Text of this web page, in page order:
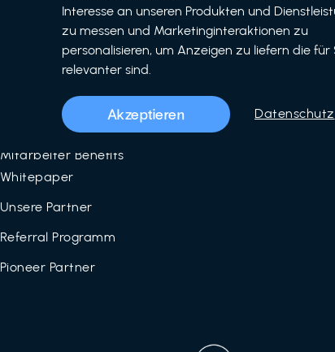
Unser Team
Mitarbeiter Benefits
Mitarbeiter Benefits
Whitepaper
Unsere Partner
Referral Programm
Pioneer Partner
Interesse an unseren Produkten und
zu messen und Marketinginteraktionen zu
personalisieren, um Anzeigen zu liefern die für
relevanter sind.
Akzeptieren Datenschutz